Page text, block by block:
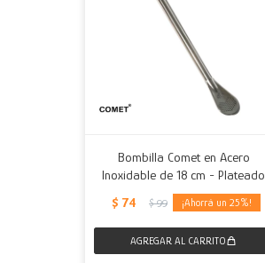
Bombilla Comet en Acero
Inoxidable de 18 cm - Plateado
$ 74 $ 99 25